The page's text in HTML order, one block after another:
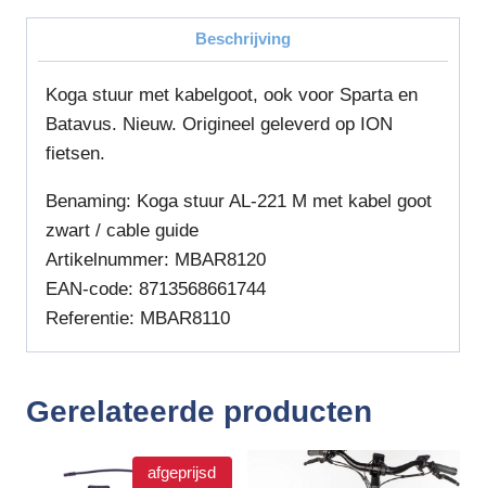
Beschrijving
Koga stuur met kabelgoot, ook voor Sparta en
Batavus. Nieuw. Origineel geleverd op ION
fietsen.
Benaming: Koga stuur AL-221 M met kabel goot
zwart / cable guide
Artikelnummer: MBAR8120
EAN-code: 8713568661744
Referentie: MBAR8110
Gerelateerde producten
afgeprijsd